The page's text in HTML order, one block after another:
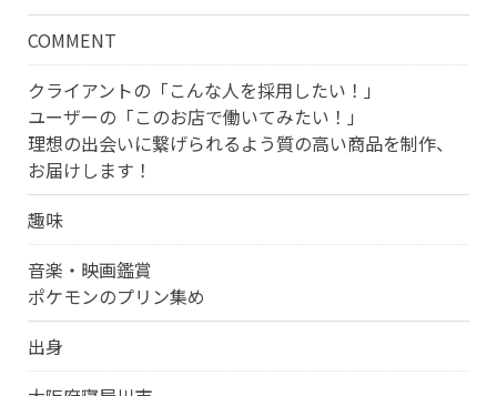
COMMENT
クライアントの「こんな人を採用したい！」
ユーザーの「このお店で働いてみたい！」
理想の出会いに繋げられるよう質の高い商品を制作、
お届けします！
趣味
音楽・映画鑑賞
ポケモンのプリン集め
出身